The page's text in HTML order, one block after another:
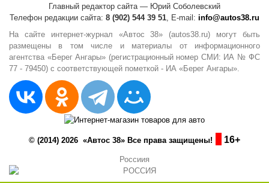
Главный редактор сайта — Юрий Соболевский
Телефон редакции сайта: 8 (902) 544 39 51 , E-mail: info@autos38.ru
На сайте интернет-журнал «Автос 38» (autos38.ru) могут быть
размещены в том числе и материалы от информационного
агентства «Берег Ангары» (регистрационный номер СМИ: ИА № ФС
77 - 79450) с соответствующей пометкой - ИА «Берег Ангары».
© (2014) 2026 «Автос 38» Все права защищены! 16+
Россиия